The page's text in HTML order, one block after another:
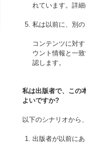
れています。詳
私は以前に、別
コンテンツに対
ウント情報と一
認します。
私は出版者で、この
よいですか?
以下のシナリオから
出版者が以前に